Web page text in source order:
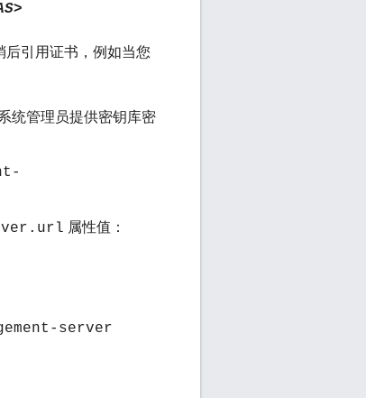
后引用证书，例如当您
统管理员提供密钥库密
属性值：
server